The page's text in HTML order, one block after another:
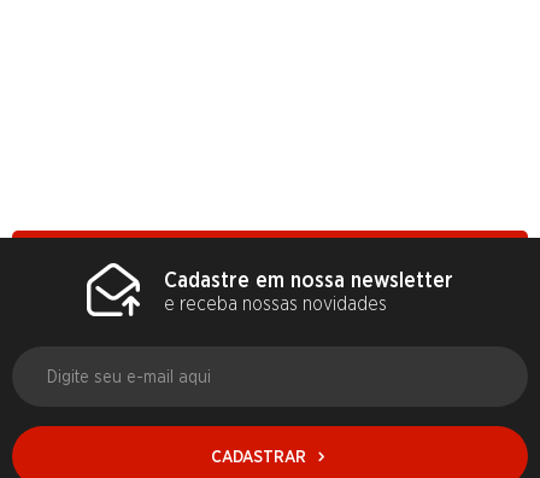
Cadastre em nossa newsletter
e receba nossas novidades
CADASTRAR